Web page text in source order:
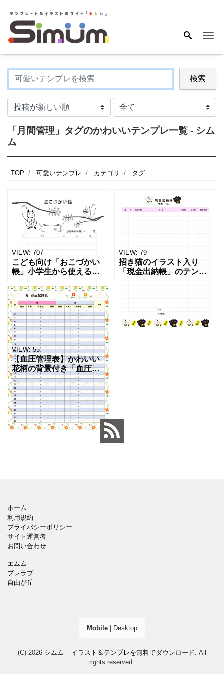
検索
「月間管理」タグのかわいいテンプレ一覧 - シム
ム
TOP 可愛いテンプレ カテゴリ タグ
VIEW: 707
こども向け「おこづかい
帳」小学生から使えるシ
イラスト入り無料テンプ
レート！です。こどもに
毎月のお小遣いを自分で
管理させる習慣づけに！
印刷し
VIEW: 79
招き猫のイラスト入り
「現金出納帳」のテンプ
イラスト付き。会社の現
金管理におすすめしま
す。 Ex
VIEW: 55
【血圧管理表】かわいい
花柄の背景付き「血圧管
理表」のテンプレートに
なります。家庭や高齢者
施設での健康管理にご利
用ください。 １枚の用紙
で一ヶ月分の管理がで
き、血
ホーム
利用規約
プライバシーポリシー
サイト運営者
お問い合わせ
エムム
ブレラブ
自由が丘
Mobile| Desktop
(C) 2026 シムム – イラスト＆テンプレを無料でダウンロード . All
rights reserved.